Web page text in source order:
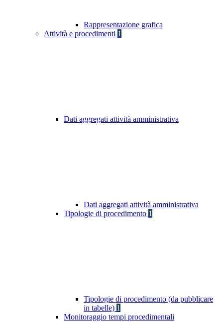
Rappresentazione grafica
Attività e procedimenti 1
Dati aggregati attività amministrativa
Dati aggregati attività amministrativa
Tipologie di procedimento 1
Tipologie di procedimento (da pubblicare
in tabelle) 1
Monitoraggio tempi procedimentali